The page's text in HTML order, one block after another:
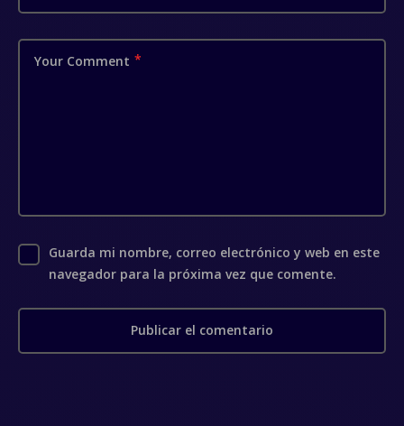
Your Comment
Guarda mi nombre, correo electrónico y web en este
navegador para la próxima vez que comente.